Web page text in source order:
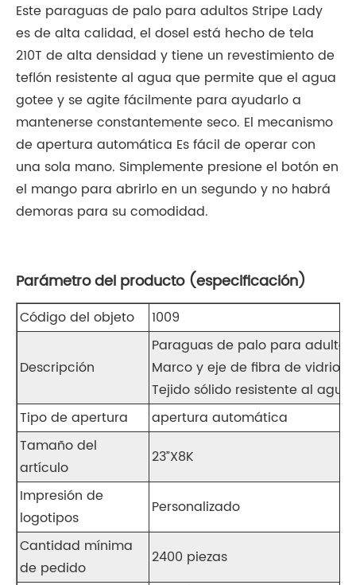
Este paraguas de palo para adultos Stripe Lady
es de alta calidad, el dosel está hecho de tela
210T de alta densidad y tiene un revestimiento de
teflón resistente al agua que permite que el agua
gotee y se agite fácilmente para ayudarlo a
mantenerse constantemente seco. El mecanismo
de apertura automática Es fácil de operar con
una sola mano. Simplemente presione el botón en
el mango para abrirlo en un segundo y no habrá
demoras para su comodidad.
Parámetro del producto (especificación)
Código del objeto 1009
Descripción
Paraguas de palo para
Marco y eje de fibra de vidrio,
Tejido sólido resistente al agua.
Tipo de apertura
apertura automática
Tamaño del
artículo
23”X8K
Impresión de
logotipos
Personalizado
Cantidad mínima
de pedido
2400 piezas